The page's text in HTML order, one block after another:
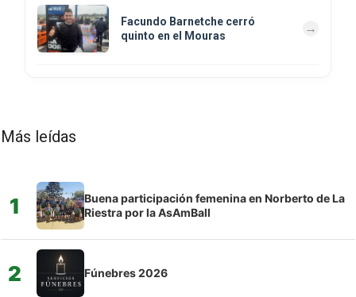
Facundo Barnetche cerró
quinto en el Mouras
Más leídas
1
Buena participación femenina en Norberto de La
Riestra por la AsAmBall
2 Fúnebres 2026